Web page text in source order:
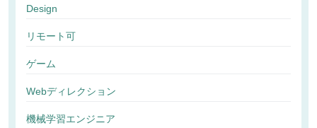
Design
リモート可
ゲーム
Webディレクション
機械学習エンジニア